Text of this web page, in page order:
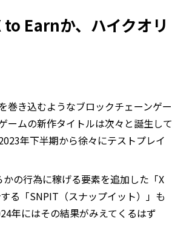
Earnか、ハイクオリ
巻き込むようなブロックチェーンゲー
ームの新作タイトルは次々と誕生して
年下半期から徐々にテストプレイ
の行為に稼げる要素を追加した「X
る「SNPIT（スナップイット）」も
年にはその結果がみえてくるはず